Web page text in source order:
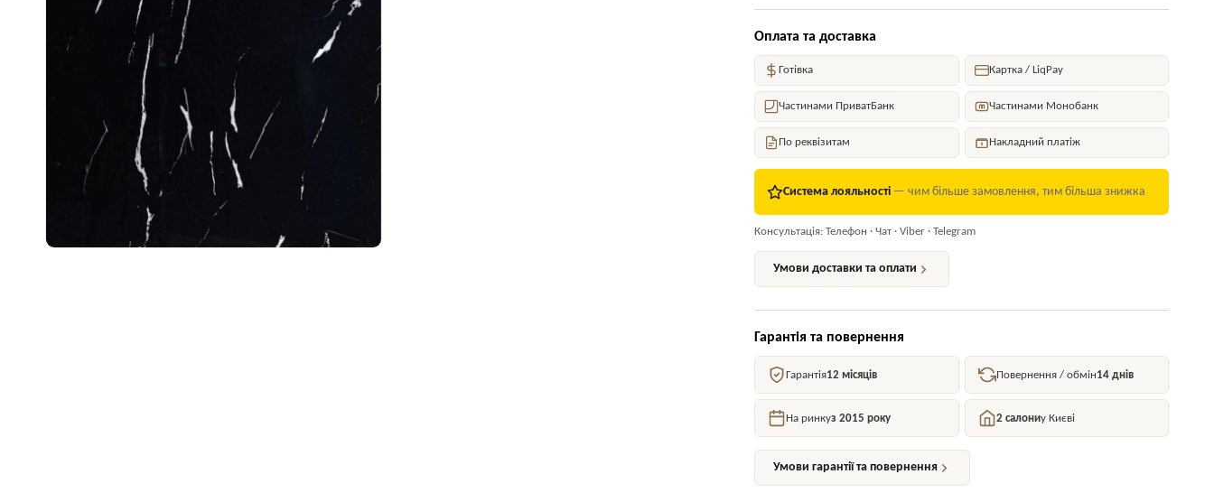
Оплата та доставка
Готівка Картка / LiqPay
Частинами ПриватБанк Частинами Монобанк
По реквізитам Накладний платіж
Система лояльності — чим більше замовлення, тим більша знижка
Консультація: Телефон · Чат · Viber · Telegram
Умови доставки та оплати
Гарантія та повернення
Гарантія12 місяців Повернення / обмін14 днів
На ринкуз 2015 року 2 салониу Києві
Умови гарантії та повернення